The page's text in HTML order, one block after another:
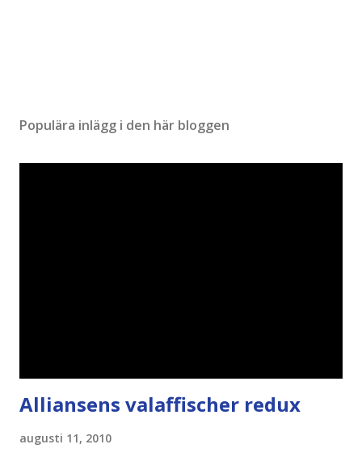
Populära inlägg i den här bloggen
Alliansens valaffischer redux
augusti 11, 2010